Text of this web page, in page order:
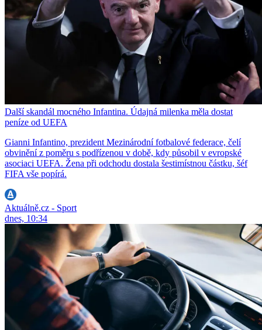
Další skandál mocného Infantina. Údajná milenka měla dostat
peníze od UEFA
Gianni Infantino, prezident Mezinárodní fotbalové federace, čelí
obvinění z poměru s podřízenou v době, kdy působil v evropské
asociaci UEFA. Žena při odchodu dostala šestimístnou částku, šéf
FIFA vše popírá.
Aktuálně.cz - Sport
dnes, 10:34